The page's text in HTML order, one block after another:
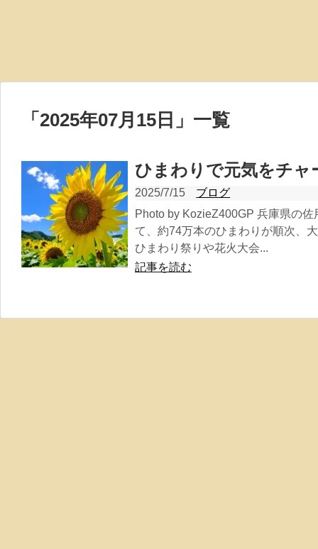
「 2025年07月15日 」 一覧
ひまわりで元気をチャ
2025/7/15
ブログ
Photo by KozieZ400GP 兵庫県の
て、約74万本のひまわりが順次、
ひまわり祭りや花火大会...
記事を読む